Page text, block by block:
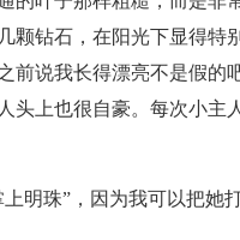
颗钻石，在阳光下显得特
前说我长得漂亮不是假的
头上也很自豪。每次小主
明珠”，因为我可以把她